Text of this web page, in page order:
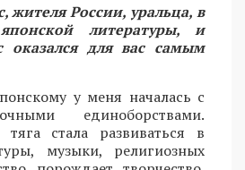
жителя России, уральца, в
литературы, и
оказался для вас самым
у меня началась с
единоборствами.
тяга стала развиваться в
музыки, религиозных